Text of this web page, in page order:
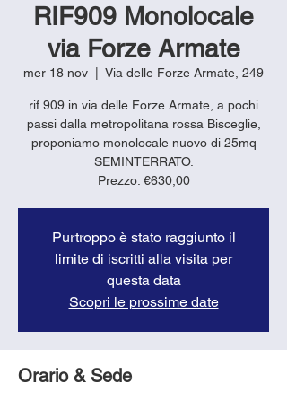
RIF909 Monolocale
via Forze Armate
mer 18 nov Via delle Forze Armate, 249
rif 909 in via delle Forze Armate, a pochi
passi dalla metropolitana rossa Bisceglie,
proponiamo monolocale nuovo di 25mq
SEMINTERRATO.
Prezzo: €630,00
Purtroppo è stato raggiunto il
limite di iscritti alla visita per
questa data
Scopri le prossime date
Orario & Sede